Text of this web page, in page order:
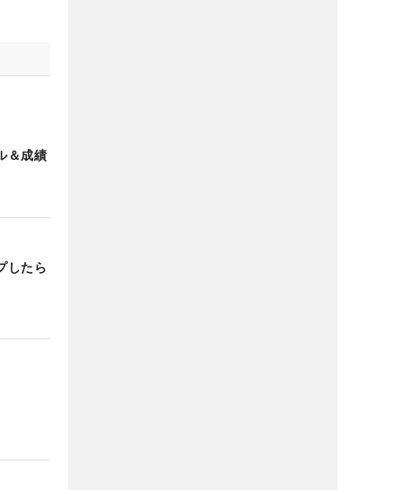
＆成績
したら